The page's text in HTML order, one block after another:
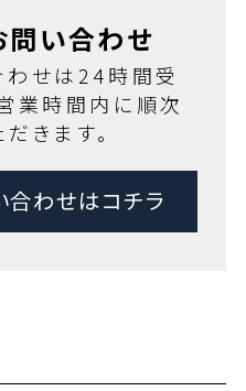
問い合わせ
わせは24時間受
業時間内に順次
きます。
合わせはコチラ